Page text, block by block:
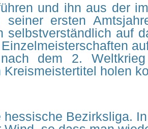
und ihn aus der
ersten
selbstverständlich auf
nach dem 2.
holen
Bezirksliga.